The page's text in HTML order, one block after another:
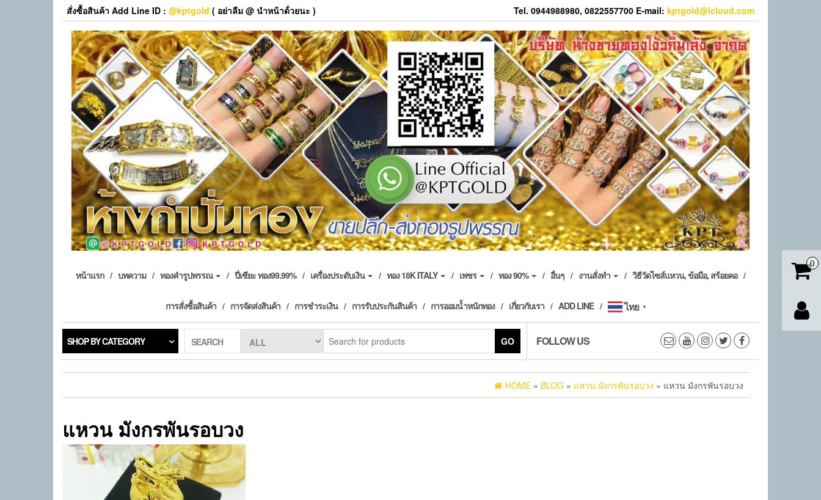
สั่งซื้อสินค้า Add Line ID : @kptgold ( อย่าลืม @ นำหน้าด้่วยนะ ) Tel. 0944988980, 0822557700 E-mail: kptgold@icloud.com
หน้าแรก บทความ ทองคำรูปพรรณ ปี่เซียะ ทอง99.99% เครื่องประดับเงิน ทอง 18K ITALY เพชร ทอง 90% อื่นๆ งานสั่งทำ วิธีวัดไซส์แหวน, ข้อมือ, สร้อยคอ
การสั่งซื้อสินค้า การจัดส่งสินค้า การชำระเงิน การรับประกันสินค้า การออมน้ำหนักทอง เกี่ยวกับเรา ADD LINE ไทย ▼
SHOP BY CATEGORY SEARCH GO FOLLOW US
HOME » BLOG » แหวน มังกรพันรอบวง » แหวน มังกรพันรอบวง
แหวน มังกรพันรอบวง
0